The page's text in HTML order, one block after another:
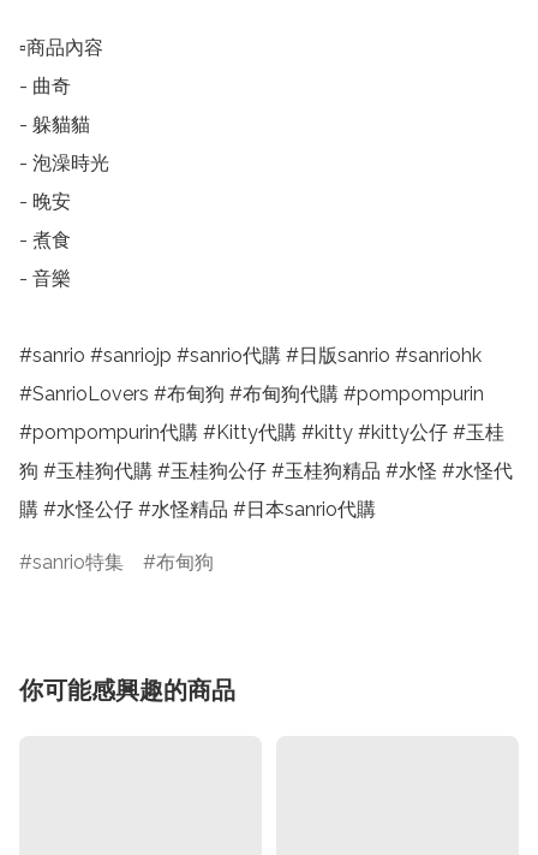
▫️商品內容
- 曲奇
- 躲貓貓
- 泡澡時光
- 晚安
- 煮食
- 音樂
#sanrio #sanriojp #sanrio代購 #日版sanrio #sanriohk
#SanrioLovers #布甸狗 #布甸狗代購 #pompompurin
#pompompurin代購 #Kitty代購 #kitty #kitty公仔 #玉桂
狗 #玉桂狗代購 #玉桂狗公仔 #玉桂狗精品 #水怪 #水怪代
購 #水怪公仔 #水怪精品 #日本sanrio代購
sanrio特集 布甸狗
你可能感興趣的商品